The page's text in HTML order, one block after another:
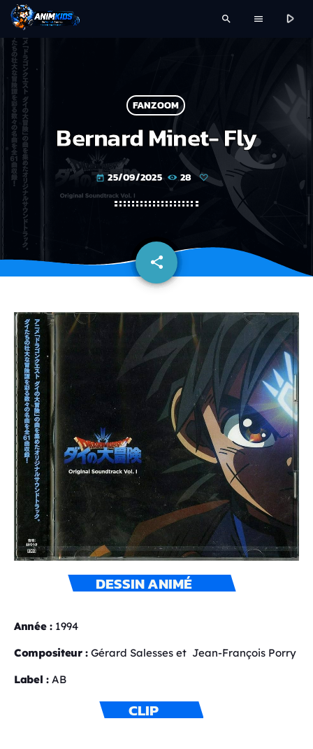
search menu play_arrow
FANZOOM
Bernard Minet- Fly
today 25/09/2025 28
share
email
DESSIN ANIMÉ
Année :1994
Compositeur : Gérard Salesses et Jean-François Porry
Label :AB
CLIP